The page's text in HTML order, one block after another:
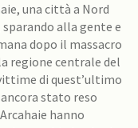
una città a Nord
alla gente e
dopo il massacro
regione centrale del
di quest’ultimo
stato reso